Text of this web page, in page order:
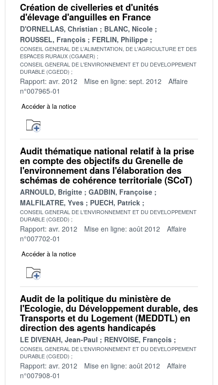
Création de civelleries et d'unités
d'élevage d'anguilles en France
D'ORNELLAS, Christian
BLANC, Nicole
ROUSSEL, François
FERLIN, Philippe
CONSEIL GENERAL DE L'ALIMENTATION, DE L'AGRICULTURE ET DES
ESPACES RURAUX (CGAAER)
CONSEIL GENERAL DE L'ENVIRONNEMENT ET DU DEVELOPPEMENT
DURABLE (CGEDD)
Rapport: avr. 2012 Mise en ligne: sept. 2012
Affaire
n°007965-01
Accéder à la notice
Audit thématique national relatif à la prise
en compte des objectifs du Grenelle de
l'environnement dans l'élaboration des
schémas de cohérence territoriale (SCoT)
ARNOULD, Brigitte
GADBIN, Françoise
MALFILATRE, Yves
PUECH, Patrick
CONSEIL GENERAL DE L'ENVIRONNEMENT ET DU DEVELOPPEMENT
DURABLE (CGEDD)
Rapport: avr. 2012 Mise en ligne: août 2012
Affaire
n°007702-01
Accéder à la notice
Audit de la politique du ministère de
l'Ecologie, du Développement durable, des
Transports et du Logement (MEDDTL) en
direction des agents handicapés
LE DIVENAH, Jean-Paul RENVOISE, François
CONSEIL GENERAL DE L'ENVIRONNEMENT ET DU DEVELOPPEMENT
DURABLE (CGEDD)
Rapport: avr. 2012 Mise en ligne: août 2012
Affaire
n°007908-01